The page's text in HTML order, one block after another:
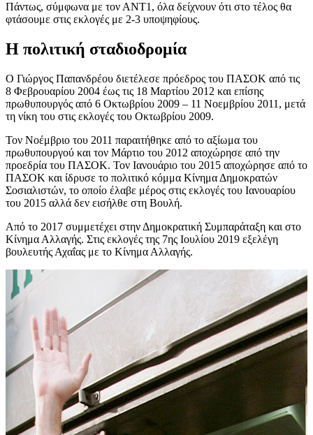
Πάντως, σύμφωνα με τον ΑΝΤ1, όλα δείχνουν ότι στο τέλος θα
φτάσουμε στις εκλογές με 2-3 υποψηφίους.
Η πολιτική σταδιοδρομία
Ο Γιώργος Παπανδρέου διετέλεσε πρόεδρος του ΠΑΣΟΚ από τις
8 Φεβρουαρίου 2004 έως τις 18 Μαρτίου 2012 και επίσης
πρωθυπουργός από 6 Οκτωβρίου 2009 – 11 Νοεμβρίου 2011, μετά
τη νίκη του στις εκλογές του Οκτωβρίου 2009.
Τον Νοέμβριο του 2011 παραιτήθηκε από το αξίωμα του
πρωθυπουργού και τον Μάρτιο του 2012 αποχώρησε από την
προεδρία του ΠΑΣΟΚ. Τον Ιανουάριο του 2015 αποχώρησε από το
ΠΑΣΟΚ και ίδρυσε το πολιτικό κόμμα Κίνημα Δημοκρατών
Σοσιαλιστών, το οποίο έλαβε μέρος στις εκλογές του Ιανουαρίου
του 2015 αλλά δεν εισήλθε στη Βουλή.
Από το 2017 συμμετέχει στην Δημοκρατική Συμπαράταξη και στο
Κίνημα Αλλαγής. Στις εκλογές της 7ης Ιουλίου 2019 εξελέγη
βουλευτής Αχαΐας με το Κίνημα Αλλαγής.